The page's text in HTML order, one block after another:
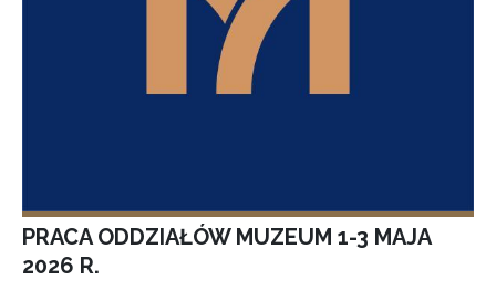
PRACA ODDZIAŁÓW MUZEUM 1-3 MAJA
2026 R.